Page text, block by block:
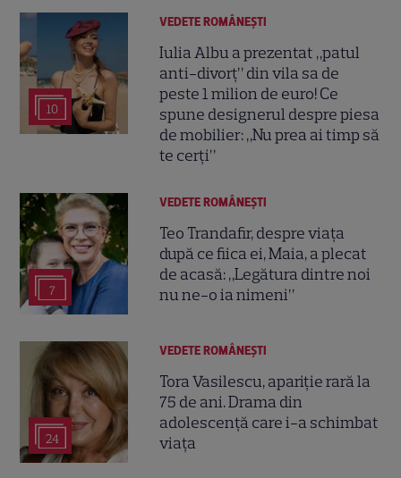
10
VEDETE ROMÂNEŞTI
Iulia Albu a prezentat „patul
anti-divorț” din vila sa de
peste 1 milion de euro! Ce
spune designerul despre piesa
de mobilier: „Nu prea ai timp să
te cerți”
7
VEDETE ROMÂNEŞTI
Teo Trandafir, despre viața
după ce fiica ei, Maia, a plecat
de acasă: „Legătura dintre noi
nu ne-o ia nimeni”
24
VEDETE ROMÂNEŞTI
Tora Vasilescu, apariție rară la
75 de ani. Drama din
adolescență care i-a schimbat
viața